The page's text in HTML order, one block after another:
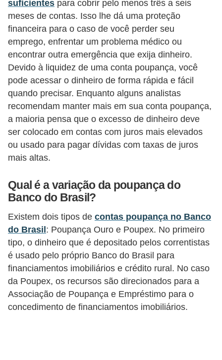
suficientes para cobrir pelo menos três a seis
meses de contas. Isso lhe dá uma proteção
financeira para o caso de você perder seu
emprego, enfrentar um problema médico ou
encontrar outra emergência que exija dinheiro.
Devido à liquidez de uma conta poupança, você
pode acessar o dinheiro de forma rápida e fácil
quando precisar. Enquanto alguns analistas
recomendam manter mais em sua conta poupança,
a maioria pensa que o excesso de dinheiro deve
ser colocado em contas com juros mais elevados
ou usado para pagar dívidas com taxas de juros
mais altas.
Qual é a variação da poupança do
Banco do Brasil?
Existem dois tipos de contas poupança no Banco
do Brasil: Poupança Ouro e Poupex. No primeiro
tipo, o dinheiro que é depositado pelos correntistas
é usado pelo próprio Banco do Brasil para
financiamentos imobiliários e crédito rural. No caso
da Poupex, os recursos são direcionados para a
Associação de Poupança e Empréstimo para o
concedimento de financiamentos imobiliários.
r
a
E
m
p
r
é
s
i
m
s
e
f
i
n
a
n
c
i